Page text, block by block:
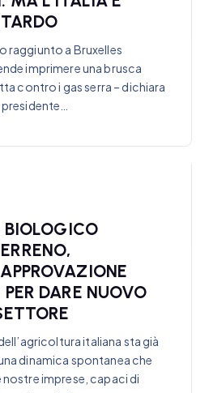
raggiunto a Bruxelles
imprimere una brusca
contro i gas serra – dichiara
BIOLOGICO
DARE NUOVO
italiana sta già
dinamica spontanea che
imprese, capaci di